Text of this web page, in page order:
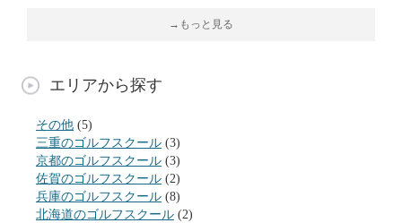
→もっと見る
エリアから探す
その他 (5)
三重のゴルフスクール (3)
京都のゴルフスクール (3)
佐賀のゴルフスクール (2)
兵庫のゴルフスクール (8)
北海道のゴルフスクール (2)